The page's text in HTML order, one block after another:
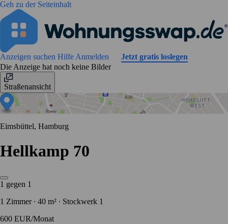
Geh zu der Seiteinhalt
Anzeigen suchen Hilfe Anmelden
Jetzt gratis loslegen
Die Anzeige hat noch keine Bilder
Straßenansicht
Eimsbüttel, Hamburg
Hellkamp 70
1 gegen 1
1 Zimmer ∙ 40 m² ∙ Stockwerk 1
600 EUR/Monat